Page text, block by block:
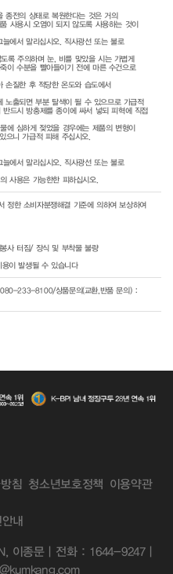
종전의 상태로 복원한다는 것은 거의
사용시 오염이 되지 않도록 사용하는 것이
에서 말리십시오. 직사광선 또는 불로
록 주의하며 눈, 비를 맞았을 시는 가볍게
이 수분을 빨아들이기 전에 마른 수건으로
손질한 후 적당한 온도와 습도에서
노출되면 부분 탈색이 될 수 있으므로 가급적
반드시 방충제를 종이에 싸서 넣되 피혁에 직접
에 심하게 젖었을 경우에는 제품의 변형이
으니 가급적 피해 주십시오.
에서 말리십시오. 직사광선 또는 불로
정한 소비자분쟁해결 기준에 의하여 보상하여
이 발생될 수 있습니다
233-8100/상품문의(교환,반품 문의) :
침 청소년보호정책 이용약관
내
이종문 | 전화 : 1644-9247 |